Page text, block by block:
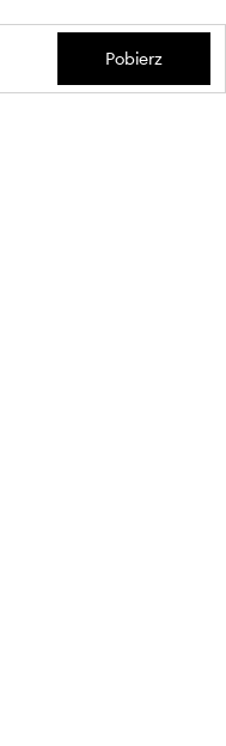
Pobierz